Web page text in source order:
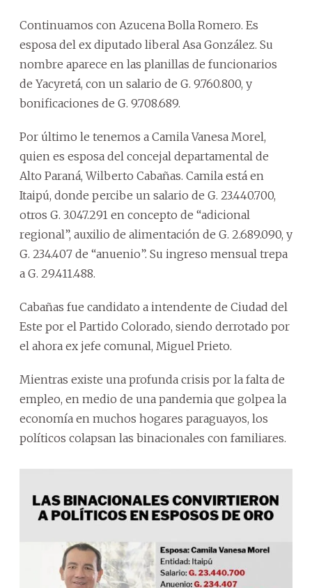
Continuamos con Azucena Bolla Romero. Es
esposa del ex diputado liberal Asa González. Su
nombre aparece en las planillas de funcionarios
de Yacyretá, con un salario de G. 9.760.800, y
bonificaciones de G. 9.708.689.
Por último le tenemos a Camila Vanesa Morel,
quien es esposa del concejal departamental de
Alto Paraná, Wilberto Cabañas. Camila está en
Itaipú, donde percibe un salario de G. 23.440.700,
otros G. 3.047.291 en concepto de “adicional
regional”, auxilio de alimentación de G. 2.689.090, y
G. 234.407 de “anuenio”. Su ingreso mensual trepa
a G. 29.411.488.
Cabañas fue candidato a intendente de Ciudad del
Este por el Partido Colorado, siendo derrotado por
el ahora ex jefe comunal, Miguel Prieto.
Mientras existe una profunda crisis por la falta de
empleo, en medio de una pandemia que golpea la
economía en muchos hogares paraguayos, los
políticos colapsan las binacionales con familiares.